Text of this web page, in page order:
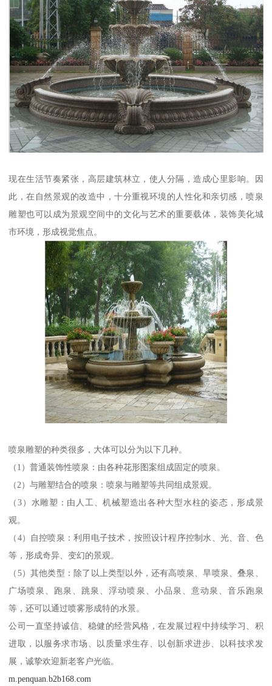
现在生活节奏紧张，高层建筑林立，使人分隔，造成心里影响。因
此，在自然景观的改造中，十分重视环境的人性化和亲切感，喷泉
雕塑也可以成为景观空间中的文化与艺术的重要载体，装饰美化城
市环境，形成视觉焦点。
喷泉雕塑的种类很多，大体可以分为以下几种。
（1）普通装饰性喷泉：由各种花形图案组成固定的喷泉。
（2）与雕塑结合的喷泉：喷泉与雕塑等共同组成景观。
（3）水雕塑：由人工、机械塑造出各种大型水柱的姿态，形成景
观。
（4）自控喷泉：利用电子技术，按照设计程序控制水、光、音、色
等，形成奇异、变幻的景观。
（5）其他类型：除了以上类型以外，还有高喷泉、旱喷泉、叠泉、
广场喷泉、跑泉、跳泉、浮动喷泉、小品泉、意动泉、音乐跑泉
等，还可以通过喷雾形成特的水景。
公司一直坚持诚信、稳健的经营风格，在发展过程中持续学习、积
进取，以服务求市场、以质量求生存、以创新求进步、以科技求发
展，诚挚欢迎新老客户光临。
m.penquan.b2b168.com